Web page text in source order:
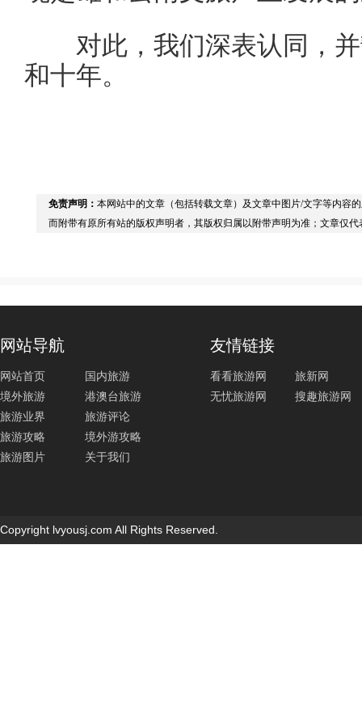
对此，我们深表认同，并
和十年。
免责声明： 本网站中的文章（包括转载文章）及文章中图片/文字等内容
而附带有原所有站的版权声明者，其版权归属以附带声明为准；文章仅
网站导航
网站首页
国内旅游
境外旅游
港澳台旅游
旅游业界
旅游评论
旅游攻略
境外游攻略
旅游图片
关于我们
友情链接
看看旅游网
旅新网
无忧旅游网
搜趣旅游网
Copyright lvyousj.com All Rights Reserved.